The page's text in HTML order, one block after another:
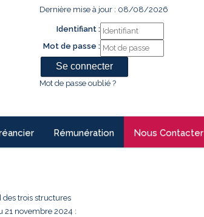
Dernière mise à jour : 08/08/2026
Identifiant :
Mot de passe :
Mot de passe oublié ?
Rémunération Nous Contacter
des trois structures
21 novembre 2024 :